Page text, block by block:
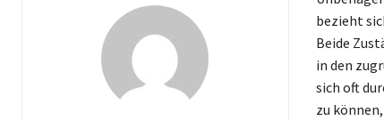
bezieht
Beide
in den
sich oft
zu